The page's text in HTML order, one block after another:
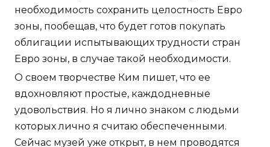
необходимость сохранить целостность Евро
зоны, пообещав, что будет готов покупать
облигации испытывающих трудности стран
Евро зоны, в случае такой необходимости.
О своем творчестве Ким пишет, что ее
вдохновляют простые, каждодневные
удовольствия. Но я лично знаком с людьми
которых лично я считаю обеспеченными.
Сейчас музей уже открыт, в нем проводятся